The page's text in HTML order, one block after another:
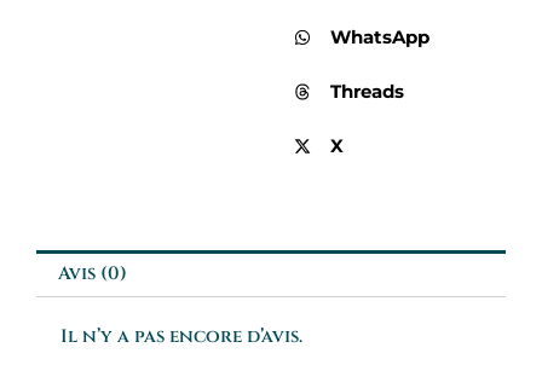
WhatsApp
Threads
X
Avis (0)
Il n’y a pas encore d’avis.